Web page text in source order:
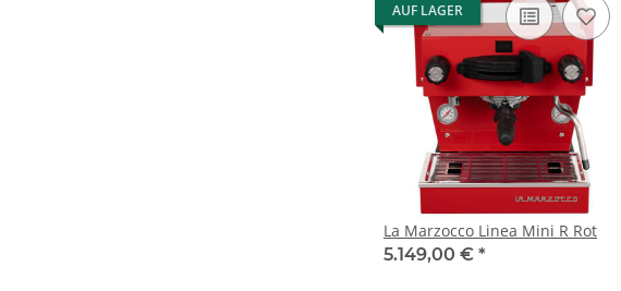
AUF LAGER
La Marzocco Linea Mini R Rot
5.149,00 € *